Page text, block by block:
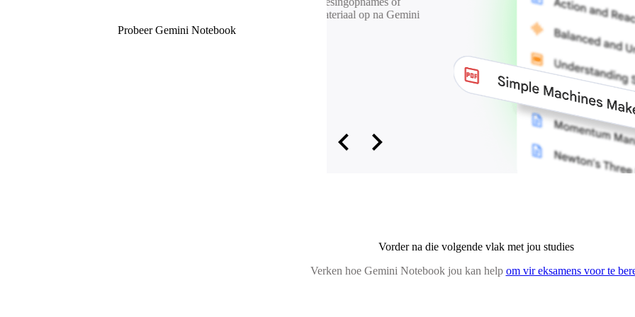
Probeer Gemini Notebook
gedetailleerde antwoorde met
verwysings. Som omslagtige en
chevron_backward chevron_forward
Vorder na die volgende vlak met jou studies
Verken hoe Gemini Notebook jou kan help om vir eksamens voor te